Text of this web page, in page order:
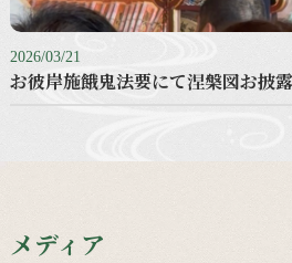
2026/03/21
お彼岸施餓鬼法要にて涅槃図お披
メディア